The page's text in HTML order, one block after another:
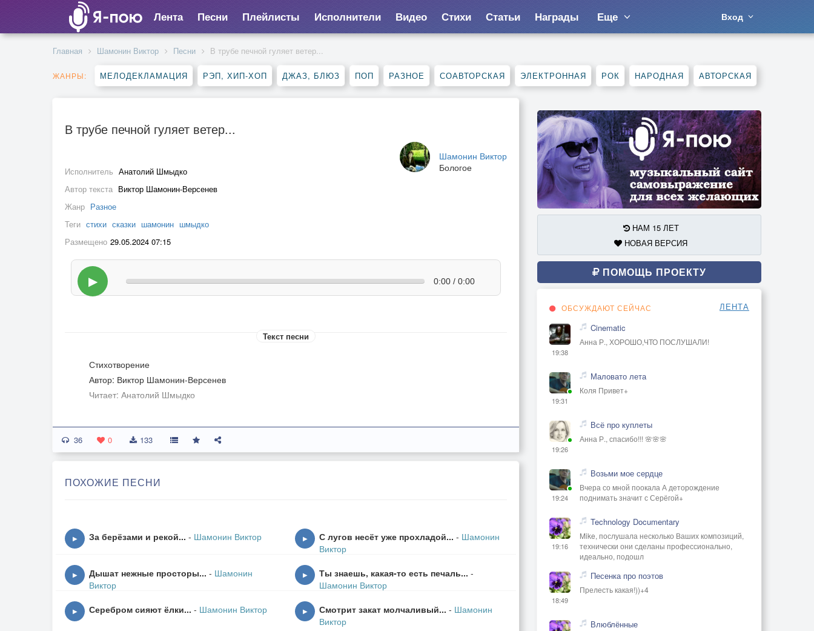
Лента Песни Плейлисты Исполнители Видео Стихи Статьи Награды Еще Вход
Главная Шамонин Виктор Песни В трубе печной гуляет ветер...
ЖАНРЫ: МЕЛОДЕКЛАМАЦИЯ РЭП, ХИП-ХОП ДЖАЗ, БЛЮЗ ПОП РАЗНОЕ СОАВТОРСКАЯ ЭЛЕКТРОННАЯ РОК НАРОДНАЯ АВТОРСКАЯ
В трубе печной гуляет ветер...
Шамонин Виктор
Бологое
Исполнитель Анатолий Шмыдко
Автор текста Виктор Шамонин-Версенев
Жанр Разное
Теги стихи сказки шамонин шмыдко
Размещено 29.05.2024 07:15
▶ 0:00 / 0:00
Текст песни
Стихотворение
Автор: Виктор Шамонин-Версенев
Читает: Анатолий Шмыдко
36 0 133
ПОХОЖИЕ ПЕСНИ
▶ За берёзами и рекой... - Шамонин Виктор ▶ С лугов несёт уже прохладой... - Шамонин
Виктор
▶ Дышат нежные просторы... - Шамонин
Виктор
▶ Ты знаешь, какая-то есть печаль... -
Шамонин Виктор
▶ Серебром сияют ёлки... - Шамонин Виктор ▶ Смотрит закат молчаливый... - Шамонин
Виктор
НАМ 15 ЛЕТ
НОВАЯ ВЕРСИЯ
ПОМОЩЬ ПРОЕКТУ
ОБСУЖДАЮТ СЕЙЧАС ЛЕНТА
19:38
Cinematic
Анна Р., ХОРОШО,ЧТО ПОСЛУШАЛИ!
19:31
Маловато лета
Коля Привет+
19:26
Всё про куплеты
Анна Р., спасибо!!! 🌸🌸🌸
19:24
Возьми мое сердце
Вчера со мной поокала А деторождение
поднимать значит с Серёгой+
19:16
Technology Documentary
Mike, послушала несколько Ваших композиций,
технически они сделаны профессионально,
идеально, подошл
18:49
Песенка про поэтов
Прелесть какая!))+4
Влюблённые